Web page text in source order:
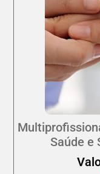
Saúde e